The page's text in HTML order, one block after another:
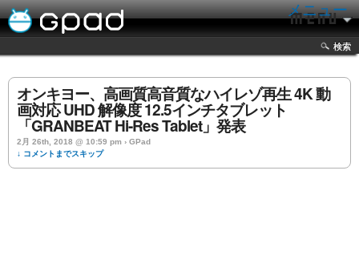
メニュー
検索
オンキヨー、高画質高音質なハイレゾ再生 4K 動
画対応 UHD 解像度 12.5インチタブレット
「GRANBEAT Hi-Res Tablet」発表
2月 26th, 2018 @ 10:59 pm › GPad
↓ コメントまでスキップ